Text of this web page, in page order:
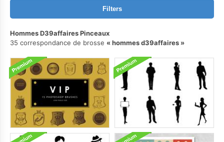
Filters
Hommes D39affaires Pinceaux
35 correspondance de brosse
hommes d39affaires